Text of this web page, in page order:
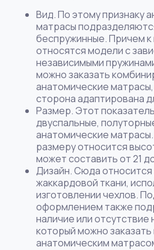
Вид. По этому признаку
матрасы
беспружинные. Причем к
относятся модели с
независимыми
можно заказать
анатомические
сторона адаптирована
Размер. Этот
двуспальные,
анатомические
размеру относится
может составить от 21
Дизайн. Сюда относится
жаккардовой ткани,
изготовлении чехлов.
оформлением также
наличие или отсутствие
который можно
анатомическим